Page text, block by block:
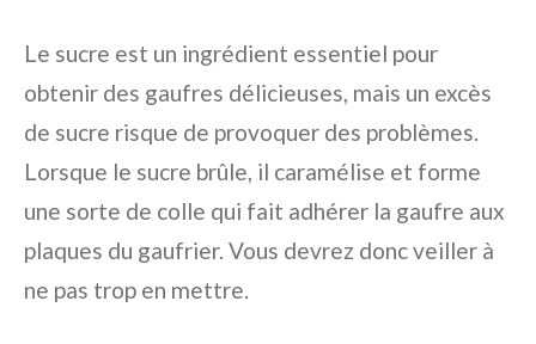
Le sucre est un ingrédient essentiel pour
obtenir des gaufres délicieuses, mais un excès
de sucre risque de provoquer des problèmes.
Lorsque le sucre brûle, il caramélise et forme
une sorte de colle qui fait adhérer la gaufre aux
plaques du gaufrier. Vous devrez donc veiller à
ne pas trop en mettre.